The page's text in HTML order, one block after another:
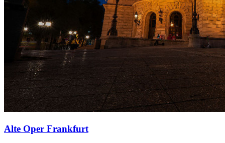
Alte Oper Frankfurt